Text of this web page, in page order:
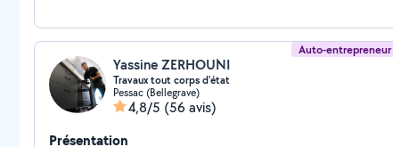
Auto-entrepreneur
Yassine ZERHOUNI
Travaux tout corps d'état
Pessac (Bellegrave)
4,8/5 (56 avis)
Présentation